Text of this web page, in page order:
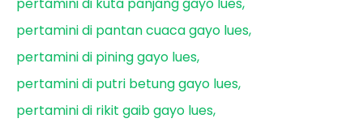
pertamini di pantan cuaca gayo lues
pertamini di pining gayo lues
pertamini di putri betung gayo lues
pertamini di rikit gaib gayo lues